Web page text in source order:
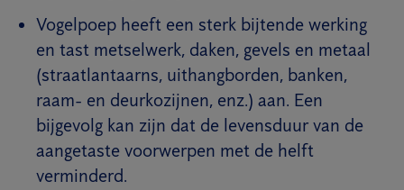
Vogelpoep heeft een sterk bijtende werking
en tast metselwerk, daken, gevels en metaal
(straatlantaarns, uithangborden, banken,
raam- en deurkozijnen, enz.) aan. Een
bijgevolg kan zijn dat de levensduur van de
aangetaste voorwerpen met de helft
verminderd.